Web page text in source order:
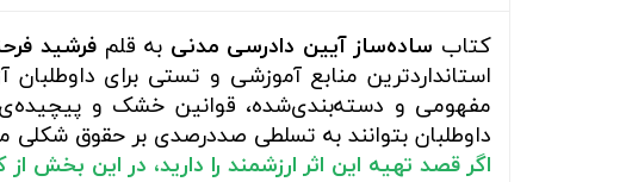
کتاب ساده‌ساز آیین دادرسی مدنی به قلم فرشید
استانداردترین منابع آموزشی و تستی برای
مفهومی و دسته‌بندی‌شده، قوانین خشک و
داوطلبان بتوانند به تسلطی صددرصدی بر حقوق شکلی
اگر قصد تهیه این اثر ارزشمند را دارید، در این بخش